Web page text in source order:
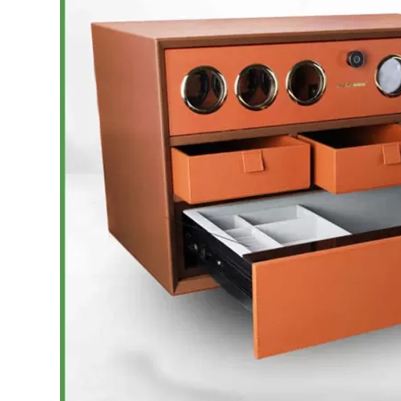
Bếp từ-Bếp hồng ngoại
Chậu rửa bát
Ray trượt – bản lề – tay nắm cửa
Phụ kiện tủ bếp dưới
Giá để bát đĩa đa năng
Giá để dao thớt
Kệ để chất tẩy rửa
Kệ gia vị
Kệ góc liên hoàn